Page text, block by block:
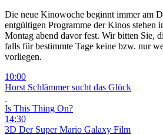
Die neue Kinowoche beginnt immer am
entgültigen Programme der Kinos stehen
Montag abend davor fest. Wir bitten Sie,
falls für bestimmte Tage keine bzw. nur
vorliegen.
10:00
Horst Schlämmer sucht das Glück
Is This Thing On?
14:30
3D Der Super Mario Galaxy Film